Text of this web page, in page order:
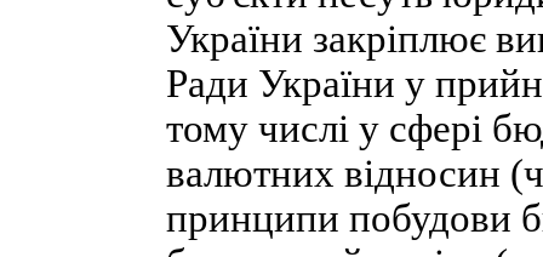
України закріплює
Ради України у
тому числі у сфері
валютних відносин
принципи побудови